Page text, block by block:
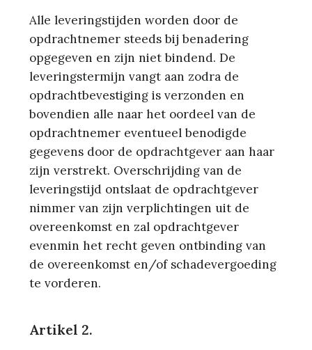
Alle leveringstijden worden door de
opdrachtnemer steeds bij benadering
opgegeven en zijn niet bindend. De
leveringstermijn vangt aan zodra de
opdrachtbevestiging is verzonden en
bovendien alle naar het oordeel van de
opdrachtnemer eventueel benodigde
gegevens door de opdrachtgever aan haar
zijn verstrekt. Overschrijding van de
leveringstijd ontslaat de opdrachtgever
nimmer van zijn verplichtingen uit de
overeenkomst en zal opdrachtgever
evenmin het recht geven ontbinding van
de overeenkomst en/of schadevergoeding
te vorderen.
Artikel 2.